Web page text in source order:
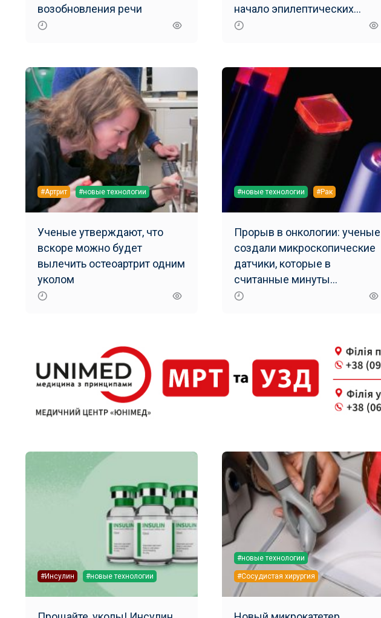
возобновления речи
начало эпилептических
приступов
#Артрит #новые технологии
Ученые утверждают, что
вскоре можно будет
вылечить остеоартрит одним
уколом
#новые технологии #Рак
Прорыв в онкологии: ученые
создали микроскопические
датчики, которые в
считанные минуты
обнаруживают рак
#Инсулин #новые технологии
#новые технологии
#Сосудистая хирургия